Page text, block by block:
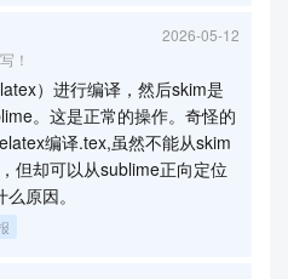
2026-05-12
！
）进行编译，然后skim是
。这是正常的操作。奇怪的
编译.tex,虽然不能从skim
但却可以从sublime正向定位
原因。